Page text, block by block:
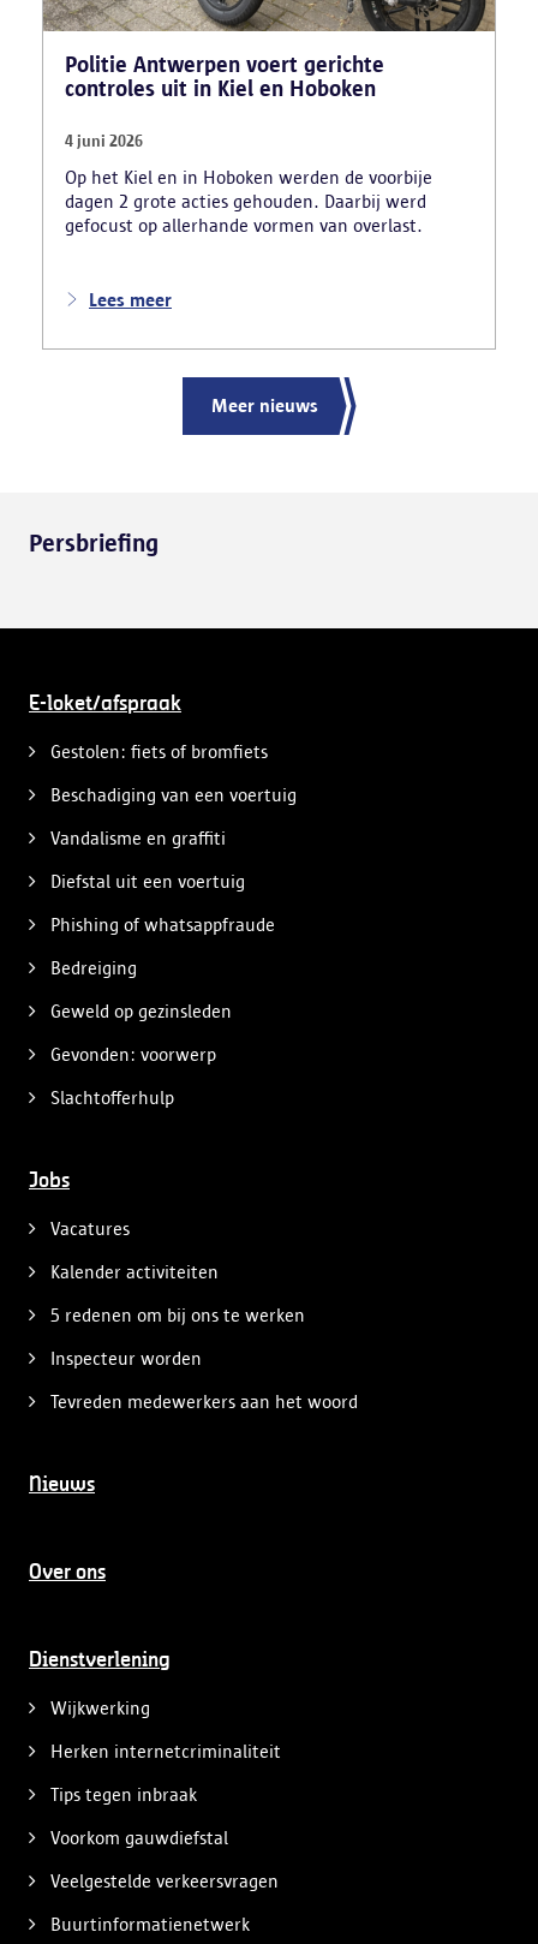
Politie Antwerpen voert gerichte
controles uit in Kiel en Hoboken
4 juni 2026
Op het Kiel en in Hoboken werden de voorbije
dagen 2 grote acties gehouden. Daarbij werd
gefocust op allerhande vormen van overlast.
Lees meer
Meer nieuws
Persbriefing
E-loket/afspraak
Gestolen: fiets of bromfiets
Beschadiging van een voertuig
Vandalisme en graffiti
Diefstal uit een voertuig
Phishing of whatsappfraude
Bedreiging
Geweld op gezinsleden
Gevonden: voorwerp
Slachtofferhulp
Jobs
Vacatures
Kalender activiteiten
5 redenen om bij ons te werken
Inspecteur worden
Tevreden medewerkers aan het woord
Nieuws
Over ons
Dienstverlening
Wijkwerking
Herken internetcriminaliteit
Tips tegen inbraak
Voorkom gauwdiefstal
Veelgestelde verkeersvragen
Buurtinformatienetwerk